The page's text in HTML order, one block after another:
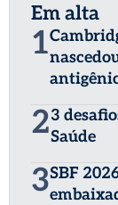
Em alta
1
23
Saúde
3SBF